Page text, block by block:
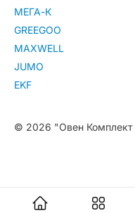
МЕГА-К
GREEGOO
MAXWELL
JUMO
EKF
© 2026 "Овен Комплект